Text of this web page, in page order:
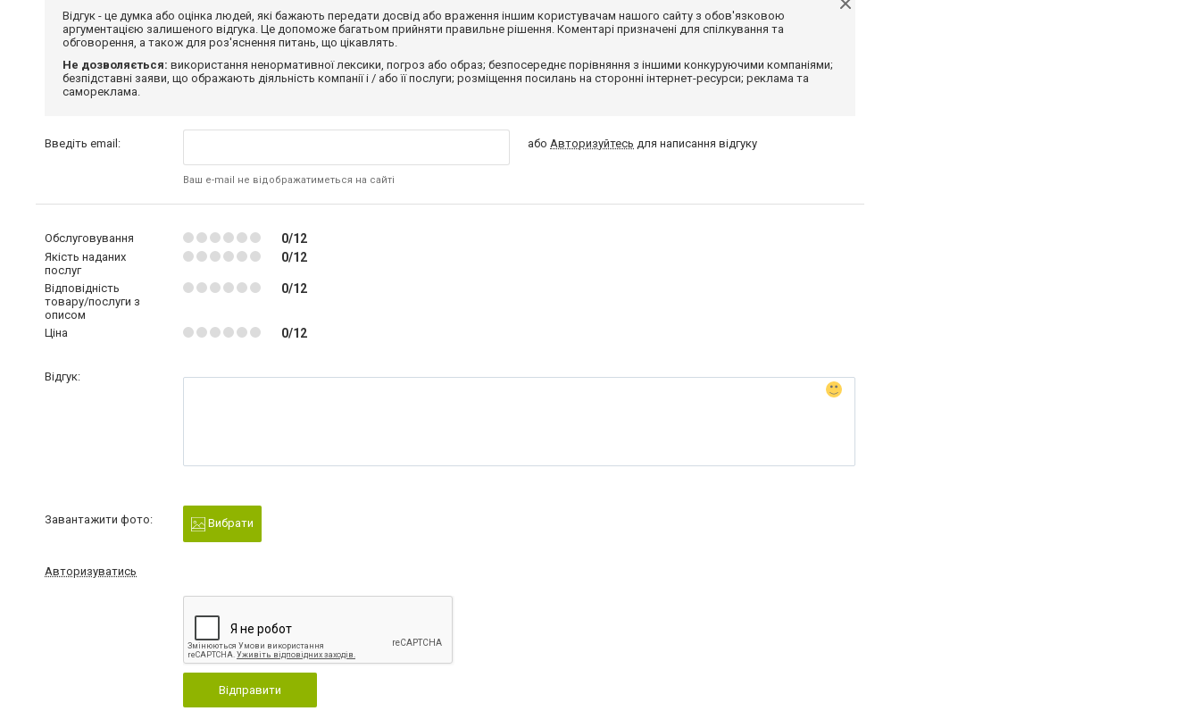
Відгук - це думка або оцінка людей, які бажають передати досвід або враження іншим користувачам нашого сайту з обов'язковою
аргументацією залишеного відгука. Це допоможе багатьом прийняти правильне рішення. Коментарі призначені для спілкування та
обговорення, а також для роз'яснення питань, що цікавлять.
Не дозволяється: використання ненормативної лексики, погроз або образ; безпосереднє порівняння з іншими конкуруючими компаніями;
безпідставні заяви, що ображають діяльність компанії і / або її послуги; розміщення посилань на сторонні інтернет-ресурси; реклама та
самореклама.
Введіть email:
Ваш e-mail не відображатиметься на сайті
абоАвторизуйтесь для написання відгуку
Обслуговування 0/12
Якість наданих
послуг
0/12
Відповідність
товару/послуги з
описом
0/12
Ціна 0/12
Відгук:
Завантажити фото: Вибрати
Авторизуватись
Відправити